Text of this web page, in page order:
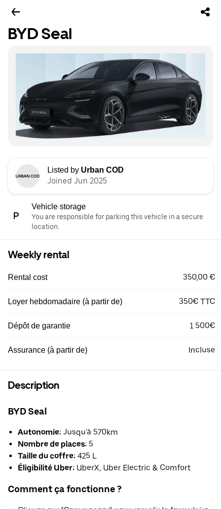
BYD Seal
Listed by Urban COD
Joined Jun 2025
Vehicle storage
You are responsible for parking this vehicle in a secure
location.
Weekly rental
Rental cost 350,00 €
Loyer hebdomadaire (à partir de) 350€ TTC
Dépôt de garantie 1 500€
Assurance (à partir de) Incluse
Description
BYD Seal
Autonomie: Jusqu'à 570km
Nombre de places: 5
Taille du coffre: 425 L
Éligibilité Uber: UberX, Uber Electric & Comfort
Comment ça fonctionne ?